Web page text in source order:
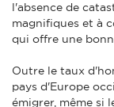
l'absence de
magnifiques et à
qui offre une
Outre le taux
pays d'Europe
émigrer, même si